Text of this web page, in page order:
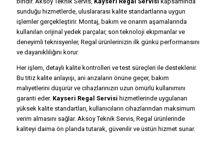
sunduğu hizmetlerde, uluslararası kalite standartlarına uygun
işlemler gerçekleştirir. Montaj, bakım ve onarım aşamalarında
kullanılan orijinal yedek parçalar, son teknoloji ekipmanlar ve
deneyimli teknisyenler, Regal ürünlerinizin ilk günkü performansını
ve dayanıklılığını korur.
Her işlem, detaylı kalite kontrolleri ve test süreçleri ile desteklenir.
Bu titiz kalite anlayışı, ani arızaların önüne geçer, bakım
maliyetlerini düşürür ve cihazlarınızın uzun ömürlü kullanımını
garanti eder. Kayseri Regal Servisi hizmetlerinde uygulanan
yüksek kalite standartları, kullanıcıların cihazlarından maksimum
verim almasını sağlar. Aksoy Teknik Servis, Regal ürünlerinde
kaliteyi daima ön planda tutarak, güvenilir ve üstün hizmet sunar.